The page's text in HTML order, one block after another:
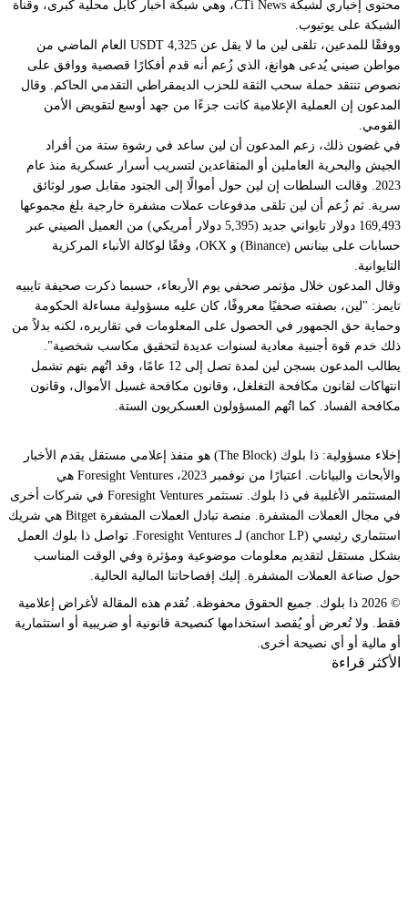
محتوى إخباري لشبكة CTi News، وهي شبكة أخبار كابل محلية كبرى، وقناة
الشبكة على يوتيوب.
ووفقًا للمدعين، تلقى لين ما لا يقل عن 4,325 USDT العام الماضي من
مواطن صيني يُدعى هوانغ، الذي زُعم أنه قدم أفكارًا قصصية ووافق على
نصوص تنتقد حملة سحب الثقة للحزب الديمقراطي التقدمي الحاكم. وقال
المدعون إن العملية الإعلامية كانت جزءًا من جهد أوسع لتقويض الأمن
القومي.
في غضون ذلك، زعم المدعون أن لين ساعد في رشوة ستة من أفراد
الجيش والبحرية العاملين أو المتقاعدين لتسريب أسرار عسكرية منذ عام
2023. وقالت السلطات إن لين حول أموالًا إلى الجنود مقابل صور لوثائق
سرية. ثم زُعم أن لين تلقى مدفوعات عملات مشفرة خارجية بلغ مجموعها
169,493 دولار تايواني جديد (5,395 دولار أمريكي) من العميل الصيني عبر
حسابات على بينانس (Binance) و OKX، وفقًا لوكالة الأنباء المركزية
التايوانية.
وقال المدعون خلال مؤتمر صحفي يوم الأربعاء، حسبما ذكرت صحيفة تايبيه
تايمز: "لين، بصفته صحفيًا معروفًا، كان عليه مسؤولية مساءلة الحكومة
وحماية حق الجمهور في الحصول على المعلومات في تقاريره، لكنه بدلاً من
ذلك خدم قوة أجنبية معادية لسنوات عديدة لتحقيق مكاسب شخصية".
يطالب المدعون بسجن لين لمدة تصل إلى 12 عامًا، وقد اتُهم بتهم تشمل
انتهاكات لقانون مكافحة التغلغل، وقانون مكافحة غسيل الأموال، وقانون
مكافحة الفساد. كما اتُهم المسؤولون العسكريون الستة.
إخلاء مسؤولية: ذا بلوك (The Block) هو منفذ إعلامي مستقل يقدم الأخبار
والأبحاث والبيانات. اعتبارًا من نوفمبر 2023، Foresight Ventures هي
المستثمر الأغلبية في ذا بلوك. تستثمر Foresight Ventures في شركات أخرى
في مجال العملات المشفرة. منصة تبادل العملات المشفرة Bitget هي شريك
استثماري رئيسي (anchor LP) لـ Foresight Ventures. تواصل ذا بلوك العمل
بشكل مستقل لتقديم معلومات موضوعية ومؤثرة وفي الوقت المناسب
حول صناعة العملات المشفرة. إليك إفصاحاتنا المالية الحالية.
© 2026 ذا بلوك. جميع الحقوق محفوظة. تُقدم هذه المقالة لأغراض إعلامية
فقط. ولا تُعرض أو يُقصد استخدامها كنصيحة قانونية أو ضريبية أو استثمارية
أو مالية أو أي نصيحة أخرى.
الأكثر قراءة